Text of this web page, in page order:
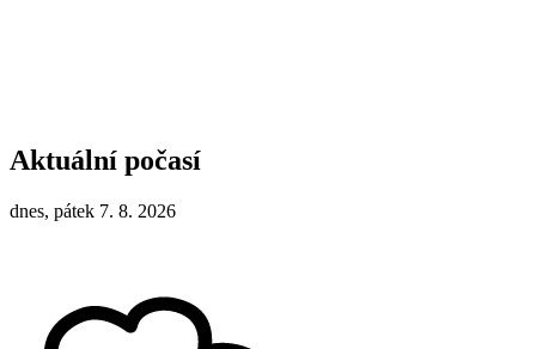
Aktuální počasí
dnes, pátek 7. 8. 2026